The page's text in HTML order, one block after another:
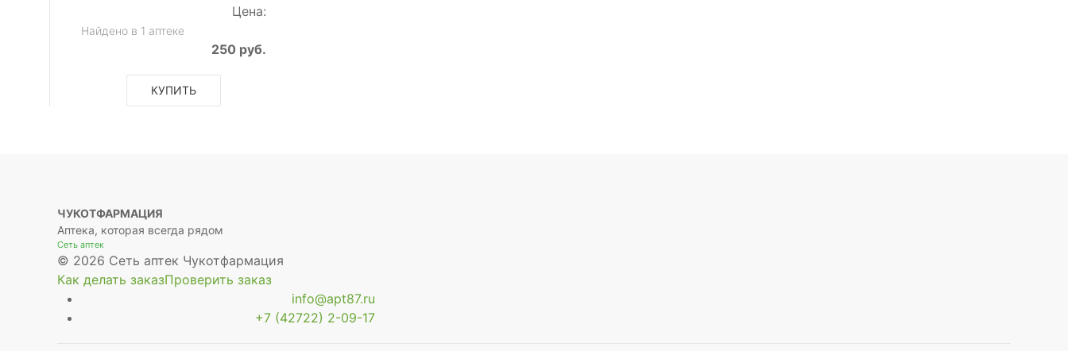
Цена:
Найдено в 1 аптеке
250 руб.
КУПИТЬ
ЧУКОТФАРМАЦИЯ
Аптека, которая всегда рядом
Сеть аптек
© 2026 Сеть аптек Чукотфармация
Как делать заказПроверить заказ
info@apt87.ru
+7 (42722) 2-09-17